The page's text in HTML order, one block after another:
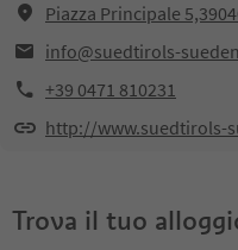
Piazza Principale
info@suedtirols-
+39 0471 810231
http://www.suedtirols-
Trova il tuo